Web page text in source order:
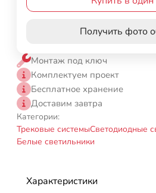
Получить фото
Монтаж под ключ
Комплектуем проект
Бесплатное хранение
Доставим завтра
Категории:
Трековые системыСветодиодные
Белые светильники
Характеристики